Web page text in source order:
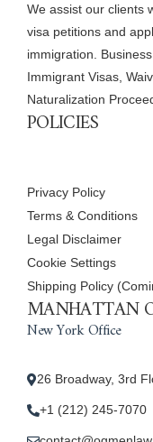
We assist our clients
visa petitions and
immigration.
Immigrant Visas,
Naturalization
POLICIES
Privacy Policy
Terms & Conditions
Legal Disclaimer
Cookie Settings
Shipping Policy
MANHATTAN
New York Office
26 Broadway, 3rd
+1 (212) 245-7070